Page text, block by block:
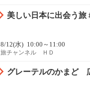
美しい日本に出会う旅
8/12(水) 10:00～11:00
旅チャンネル ＨＤ
グレーテルのかまど